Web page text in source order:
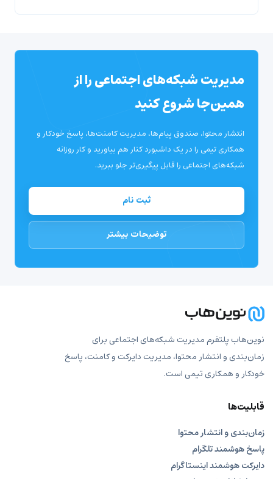
مدیریت شبکه‌های اجتماعی را از
همین‌جا شروع کنید
انتشار محتوا، صندوق پیام‌ها، مدیریت کامنت‌ها، پاسخ خودکار و
همکاری تیمی را در یک داشبورد کنار هم بیاورید و کار روزانه
شبکه‌های اجتماعی را قابل پیگیری‌تر جلو ببرید.
ثبت نام
توضیحات بیشتر
نوین‌هاب پلتفرم مدیریت شبکه‌های اجتماعی برای
زمان‌بندی و انتشار محتوا، مدیریت دایرکت و کامنت، پاسخ
خودکار و همکاری تیمی است.
قابلیت‌ها
زمان‌بندی و انتشار محتوا
پاسخ هوشمند تلگرام
دایرکت هوشمند اینستاگرام